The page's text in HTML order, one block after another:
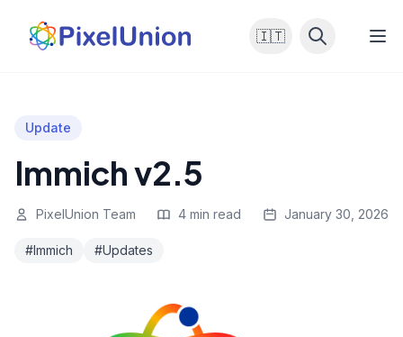
🇮🇹
Update
Immich v2.5
PixelUnion Team 4 min read January 30, 2026
#Immich #Updates